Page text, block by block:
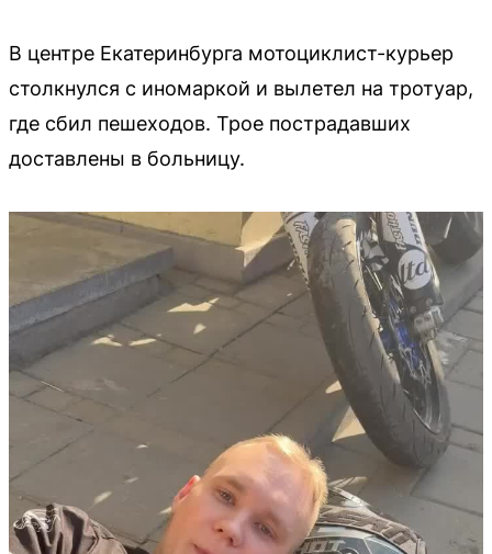
В центре Екатеринбурга мотоциклист-курьер
столкнулся с иномаркой и вылетел на тротуар,
где сбил пешеходов. Трое пострадавших
доставлены в больницу.